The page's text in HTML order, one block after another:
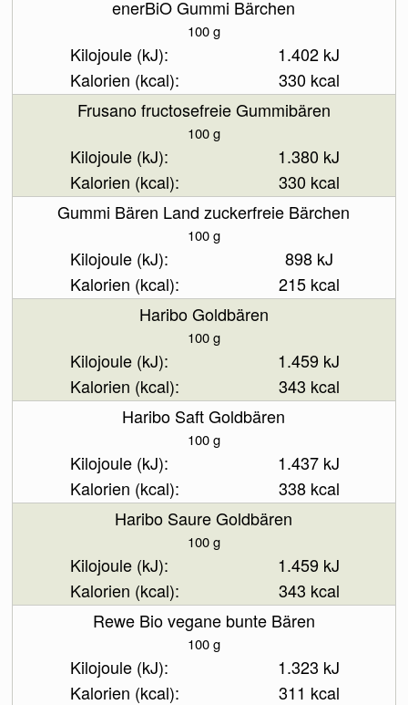
enerBiO Gummi Bärchen
100 g
1.402 kJ
330 kcal
Frusano fructosefreie Gummibären
100 g
1.380 kJ
330 kcal
Gummi Bären Land zuckerfreie Bärchen
100 g
898 kJ
215 kcal
Haribo Goldbären
100 g
1.459 kJ
343 kcal
Haribo Saft Goldbären
100 g
1.437 kJ
338 kcal
Haribo Saure Goldbären
100 g
1.459 kJ
343 kcal
Rewe Bio vegane bunte Bären
100 g
1.323 kJ
311 kcal